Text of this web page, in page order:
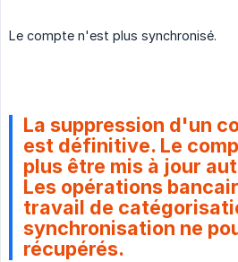
Le compte n'est plus synchronisé.
La suppression d'un
est définitive. Le
plus être mis à jour
Les opérations
travail de
synchronisation ne
récupérés.